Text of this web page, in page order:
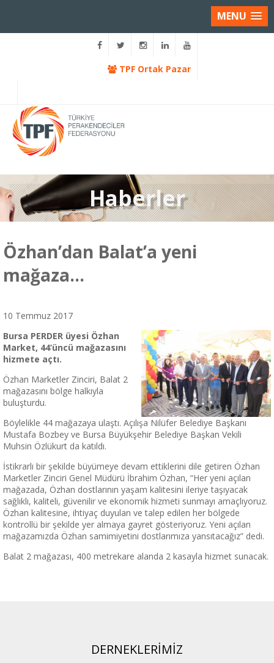
MENU
TPF Ortak Pazar
Haberler
Özhan’dan Balat’a yeni
mağaza…
10 Temmuz 2017
Bursa PERDER üyesi Özhan
Market, 44’üncü mağazasını
hizmete açtı.
Özhan Marketler Zinciri, Balat 2
mağazasını bölge halkıyla
buluşturdu.
Böylelikle 44 mağazaya ulaştı. Açılışa Nilüfer Belediye Başkanı
Mustafa Bozbey ve Bursa Büyükşehir Belediye Başkan Vekili
Muhsin Özlükurt da katıldı.
İstikrarlı bir şekilde büyümeye devam ettiklerini dile getiren Özhan
Marketler Zinciri Genel Müdürü İbrahim Özhan, “Her yeni açılan
mağazada, Özhan dostlarının yaşam kalitesini ileriye taşıyacak
sağlıklı, kaliteli, güvenilir ve ekonomik hizmeti sunmayı amaçlıyoruz.
Özhan kalitesine, ihtiyaç duyulan ve talep edilen her bölgede
kontrollü bir şekilde yer almaya gayret gösteriyoruz. Yeni açılan
mağazamızda Özhan samimiyetini dostlarımıza yansıtacağız” dedi.
Balat 2 mağazası, 400 metrekare alanda 2 kasayla hizmet sunacak.
DERNEKLERİMİZ